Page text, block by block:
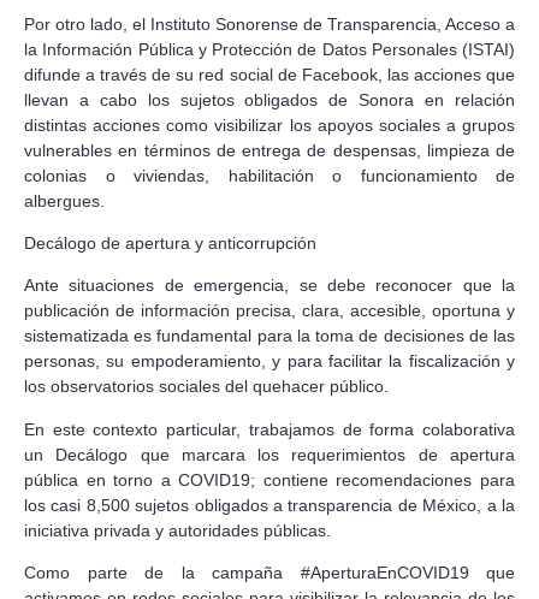
Por otro lado, el Instituto Sonorense de Transparencia, Acceso a
la Información Pública y Protección de Datos Personales (ISTAI)
difunde a través de su red social de Facebook, las acciones que
llevan a cabo los sujetos obligados de Sonora en relación
distintas acciones como visibilizar los apoyos sociales a grupos
vulnerables en términos de entrega de despensas, limpieza de
colonias o viviendas, habilitación o funcionamiento de
albergues.
Decálogo de apertura y anticorrupción
Ante situaciones de emergencia, se debe reconocer que la
publicación de información precisa, clara, accesible, oportuna y
sistematizada es fundamental para la toma de decisiones de las
personas, su empoderamiento, y para facilitar la fiscalización y
los observatorios sociales del quehacer público.
En este contexto particular, trabajamos de forma colaborativa
un Decálogo que marcara los requerimientos de apertura
pública en torno a COVID19; contiene recomendaciones para
los casi 8,500 sujetos obligados a transparencia de México, a la
iniciativa privada y autoridades públicas.
Como parte de la campaña #AperturaEnCOVID19 que